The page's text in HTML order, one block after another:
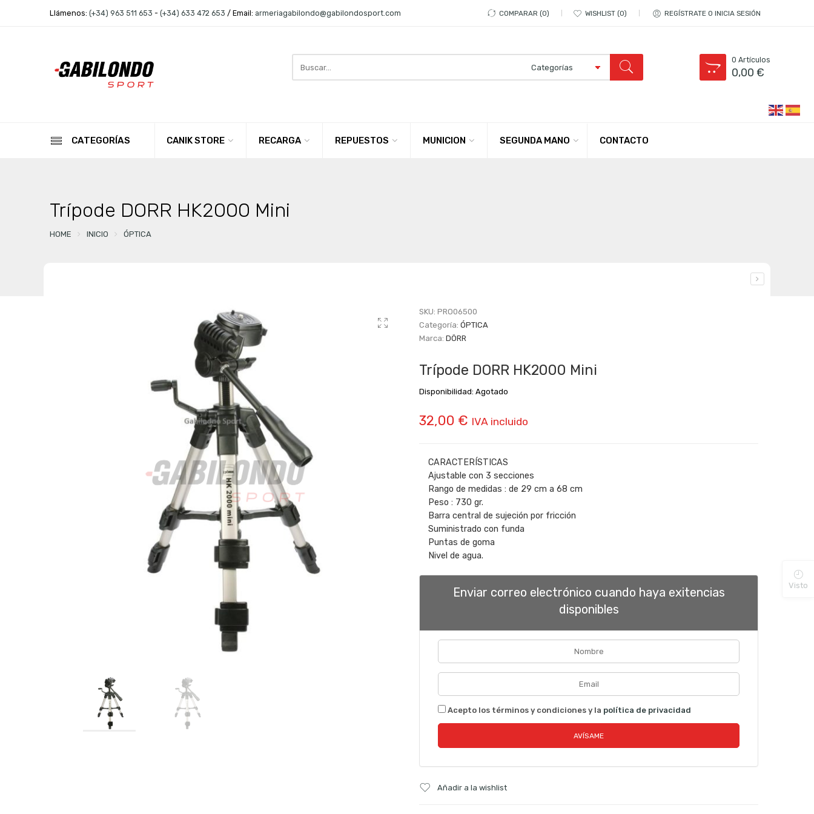
Llámenos: (+34) 963 511 653 - (+34) 633 472 653 / Email: armeriagabilondo@gabilondosport.com COMPARAR 0 WISHLIST 0 REGÍSTRATE O INICIA SESIÓN
here
0 Artículos
0,00€
CATEGORÍAS CANIK STORE RECARGA REPUESTOS MUNICION SEGUNDA MANO CONTACTO
Trípode DORR HK2000 Mini
HOME INICIO ÓPTICA
SKU: PRO06500
Categoría: ÓPTICA
Marca: DÖRR
Trípode DORR HK2000 Mini
Disponibilidad: Agotado
32,00 € IVA incluido
CARACTERÍSTICAS
Ajustable con 3 secciones
Rango de medidas : de 29 cm a 68 cm
Peso : 730 gr.
Barra central de sujeción por fricción
Suministrado con funda
Puntas de goma
Nivel de agua.
Enviar correo electrónico cuando haya exitencias
disponibles
Acepto los términos y condiciones y la política de privacidad
Añadir a la wishlist
Visto